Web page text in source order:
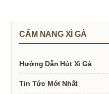
CẨM NANG XÌ GÀ
Hướng Dẫn Hút Xì Gà
Tin Tức Mới Nhất